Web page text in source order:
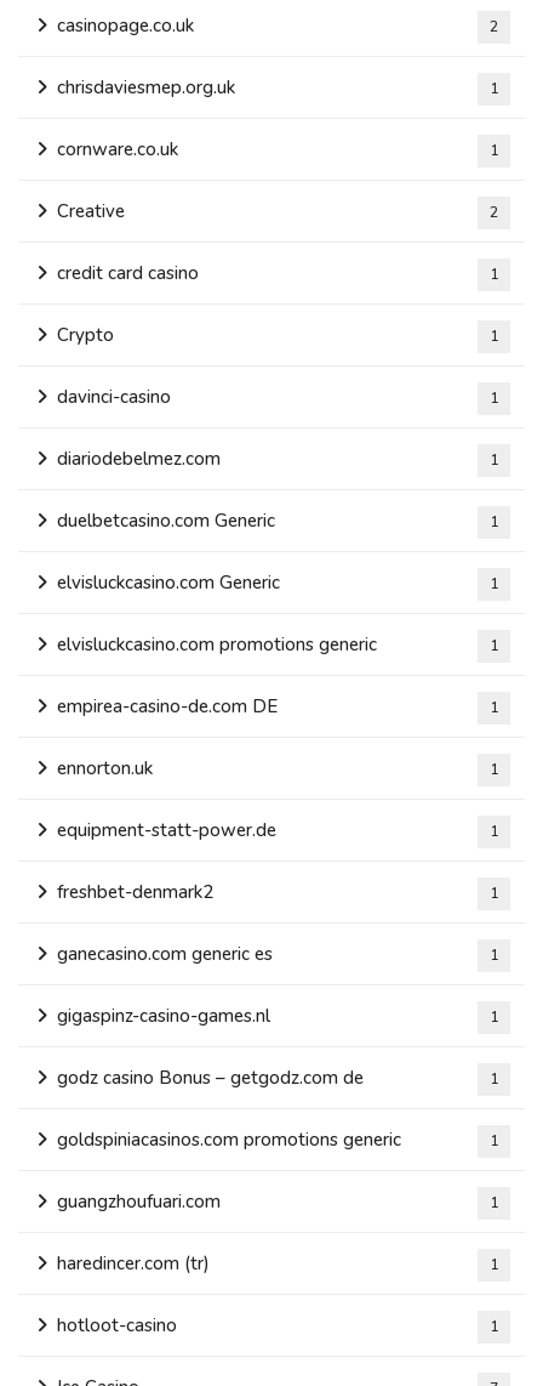
casinopage.co.uk 2
chrisdaviesmep.org.uk 1
cornware.co.uk 1
Creative 2
credit card casino 1
Crypto 1
davinci-casino 1
diariodebelmez.com 1
duelbetcasino.com Generic 1
elvisluckcasino.com Generic 1
elvisluckcasino.com promotions generic 1
empirea-casino-de.com DE 1
ennorton.uk 1
equipment-statt-power.de 1
freshbet-denmark2 1
ganecasino.com generic es 1
gigaspinz-casino-games.nl 1
godz casino Bonus – getgodz.com de 1
goldspiniacasinos.com promotions generic 1
guangzhoufuari.com 1
haredincer.com (tr) 1
hotloot-casino 1